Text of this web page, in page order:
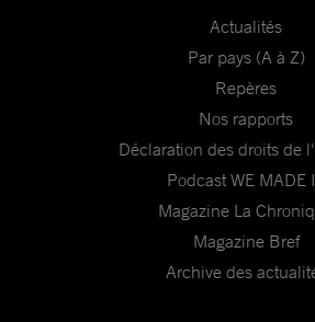
Actualités
Par pays (A à Z)
Repères
Nos rapports
Déclaration des droits de
Podcast WE MADE
Magazine La
Magazine Bref
Archive des